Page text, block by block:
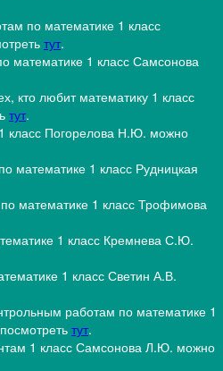
по математике 1 класс
тут.
математике 1 класс Самсонова
кто любит математику 1 класс
тут.
класс Погорелова Н.Ю. можно
математике 1 класс Рудницкая
математике 1 класс Трофимова
1 класс Кремнева С.Ю.
1 класс Светин А.В.
работам по математике 1
тут.
1 класс Самсонова Л.Ю. можно